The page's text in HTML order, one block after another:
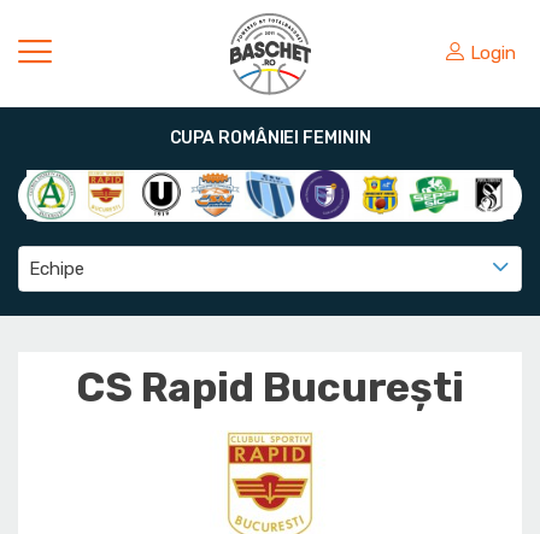
Login
CUPA ROMÂNIEI FEMININ
Echipe
CS Rapid București